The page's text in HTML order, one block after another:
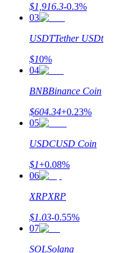
Gagner
Cochon de puissance
Gagnez
$1,916.3-0.3%
03
USDTTether USDt
$10%
04
BNBBinance Coin
$604.34+0.23%
05
USDCUSD Coin
$1+0.08%
06
XRPXRP
$1.03-0.55%
07
SOLSolana